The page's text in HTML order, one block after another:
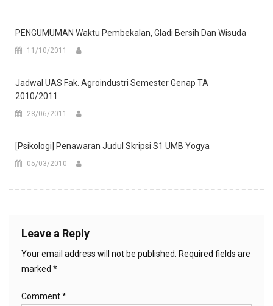
PENGUMUMAN Waktu Pembekalan, Gladi Bersih Dan Wisuda
11/10/2011
Jadwal UAS Fak. Agroindustri Semester Genap TA
2010/2011
28/06/2011
[Psikologi] Penawaran Judul Skripsi S1 UMB Yogya
05/03/2010
Leave a Reply
Your email address will not be published.
Required fields are
marked *
Comment*